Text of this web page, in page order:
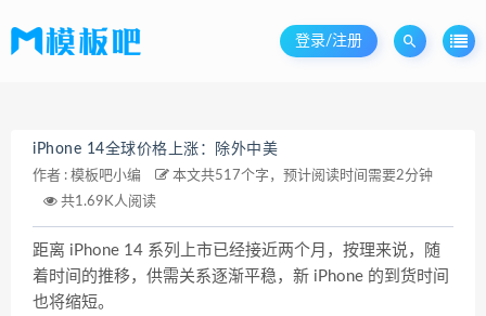
登录/注册
iPhone 14全球价格上涨：除外中美
作者 : 模板吧小编
本文共517个字，预计阅读时间需要2分钟
共1.69K人阅读
距离 iPhone 14 系列上市已经接近两个月，按理来说，随
着时间的推移，供需关系逐渐平稳，新 iPhone 的到货时间
也将缩短。